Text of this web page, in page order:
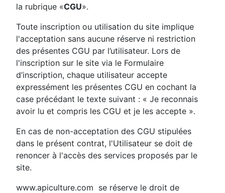
la rubrique «CGU».
Toute inscription ou utilisation du site implique
l'acceptation sans aucune réserve ni restriction
des présentes CGU par l’utilisateur. Lors de
l'inscription sur le site via le Formulaire
d’inscription, chaque utilisateur accepte
expressément les présentes CGU en cochant la
case précédant le texte suivant : « Je reconnais
avoir lu et compris les CGU et je les accepte ».
En cas de non-acceptation des CGU stipulées
dans le présent contrat, l'Utilisateur se doit de
renoncer à l'accès des services proposés par le
site.
www.apiculture.com se réserve le droit de